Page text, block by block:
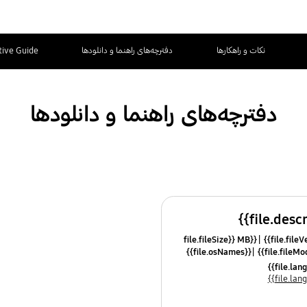
نکات و راهکارها دفترچه‌های راهنما و دانلودها Guide
دفترچه‌های راهنما و دانلودها
{{file.fileSize}} MB
{{file.osNames}}